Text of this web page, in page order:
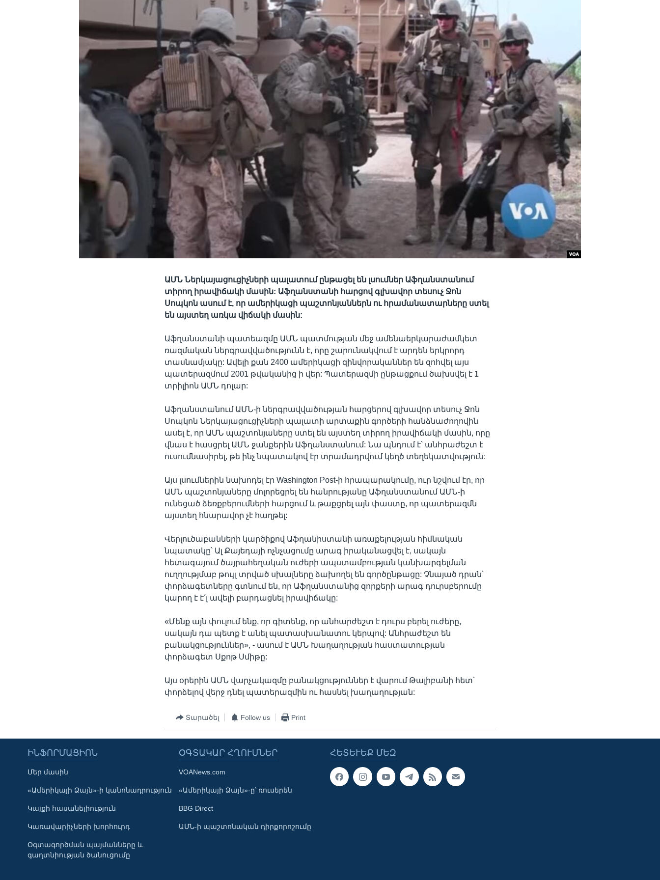
Learning English
ՀԵՏԵՒԵՔ ՄԵԶ
Լեզուներ
ԱՄՆ Ներկայացուցիչների պալատում ընթացել են լսումներ Աֆղանստանում
տիրող իրավիճակի մասին: Աֆղանստանի հարցով գլխավոր տեսուչ Ջոն
Սոպկոն ասում է, որ ամերիկացի պաշտոնյաններն ու հրամանատարները ստել
են այստեղ առկա վիճակի մասին:
Աֆղանստանի պատեազմը ԱՄՆ պատմության մեջ ամենաերկարաժամկետ
ռազմական ներգրավվածությունն է, որը շարունակվում է արդեն երկրորդ
տասնամյակը: Ավելի քան 2400 ամերիկացի զինվորականներ են զոհվել այս
պատերազմում 2001 թվականից ի վեր: Պատերազմի ընթացքում ծախսվել է 1
տրիլիոն ԱՄՆ դոլար:
Աֆղանստանում ԱՄՆ-ի ներգրավվածության հարցերով գլխավոր տեսուչ Ջոն
Սոպկոն Ներկայացուցիչների պալատի արտաքին գործերի հանձնաժողովին
ասել է, որ ԱՄՆ պաշտոնյաները ստել են այստեղ տիրող իրավիճակի մասին, որը
վնաս է հասցրել ԱՄՆ ջանքերին Աֆղանստանում: Նա պնդում է՝ անհրաժեշտ է
ուսումնասիրել, թե ինչ նպատակով էր տրամադրվում կեղծ տեղեկատվություն:
Այս լսումներին նախոդել էր Washington Post-ի հրապարակումը, ուր նշվում էր, որ
ԱՄՆ պաշտոնյաները մոլորեցրել են հանրությանը Աֆղանստանում ԱՄՆ-ի
ունեցած ձեռքբերումների հարցում և թաքցրել այն փաստը, որ պատերազմն
այստեղ հնարավոր չէ հաղթել:
Վերլուծաբանների կարծիքով Աֆղանիստանի առաքելության հիմնական
նպատակը՝ Ալ Քայեդայի ոչնչացումը արագ իրականացվել է, սակայն
հետագայում ծայրահեղական ուժերի ապստամբության կանխարգելման
ուղղությմաբ թույլ տրված սխալները ձախողել են գործընթացը: Չնայած դրան՝
փորձագետները գտնում են, որ Աֆղանստանից զորքերի արագ դուրսբերումը
կարող է է՛լ ավելի բարդացնել իրավիճակը:
«Մենք այն փուլում ենք, որ գիտենք, որ անհարժեշտ է դուրս բերել ուժերը,
սակայն դա պետք է անել պատասխանատու կերպով: Անհրաժեշտ են
բանակցություններ», - ասում է ԱՄՆ Խաղաղության հաստատության
փորձագետ Սքոթ Սմիթը:
Այս օրերին ԱՄՆ վարչակազմը բանակցություններ է վարում Թալիբանի հետ՝
փորձելով վերջ դնել պատերազմին ու հասնել խաղաղության:
Տարածել Follow us Print
ՀԵՏԵՒԵՔ ՄԵԶ
ԻՆՖՈՐՄԱՑԻՈՆ
Մեր մասին
«Ամերիկայի Ձայն»-ի կանոնադրություն
Կայքի հասանելիություն
Կառավարիչների խորհուրդ
Օգտագործման պայմանները և
գաղտնիության ծանուցումը
ՕԳՏԱԿԱՐ ՀՂՈՒՄՆԵՐ
VOANews.com
«Ամերիկայի Ձայն»-ը՝ ռուսերեն
BBG Direct
ԱՄՆ-ի պաշտոնական դիրքորոշումը